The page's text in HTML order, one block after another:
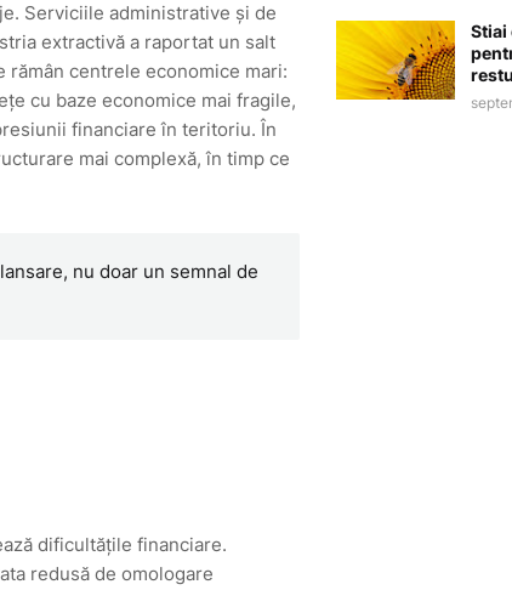
Serviciile administrative și de
extractivă a raportat un salt
centrele economice mari:
cu baze economice mai fragile,
financiare în teritoriu. În
mai complexă, în timp ce
nu doar un semnal de
dificultățile financiare.
redusă de omologare
Stiai